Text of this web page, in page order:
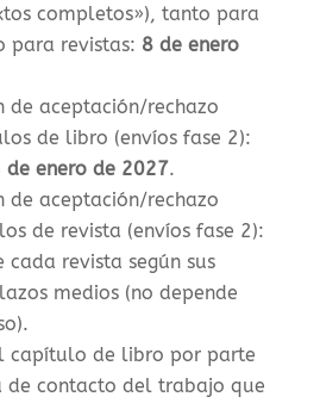
completos»), tanto para
para revistas: 8 de enero
de aceptación/rechazo
de libro (envíos fase 2):
de enero de 2027.
de aceptación/rechazo
de revista (envíos fase 2):
cada revista según sus
medios (no depende
capítulo de libro por parte
contacto del trabajo que